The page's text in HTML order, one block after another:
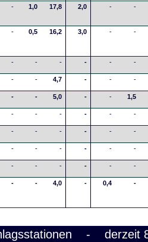
- 1,0 17,8 2,0 - -
- 0,5 16,2 3,0 - -
- - - - - -
- - 4,7 - - -
- - 5,0 - - 1,5
- - - - - -
- - - - - -
- - - - - -
- - - - - -
- - 4,0 - 0,4 -
- derzeit